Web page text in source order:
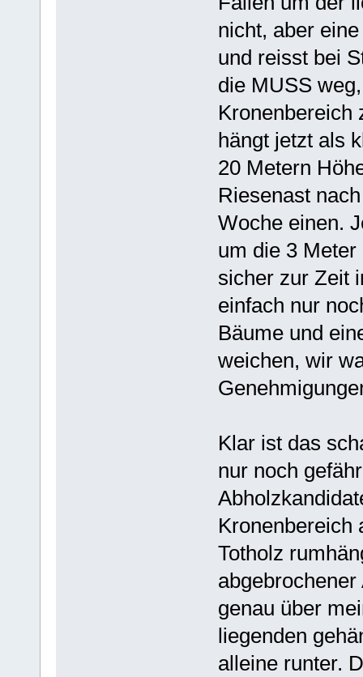
nicht, aber
und reisst bei
die MUSS
Kronenbereich
hängt jetzt als
20 Metern
Riesenast
Woche einen.
um die 3
sicher zur Zeit
einfach nur
Bäume und
weichen, wir
Klar ist das
nur noch
Kronenbereich
Totholz
genau über
liegenden
alleine runter.